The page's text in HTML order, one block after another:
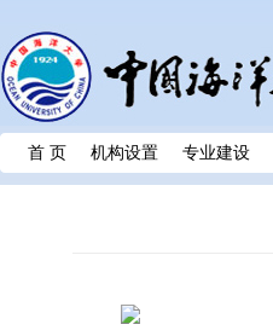
首 页 机构设置 专业建设